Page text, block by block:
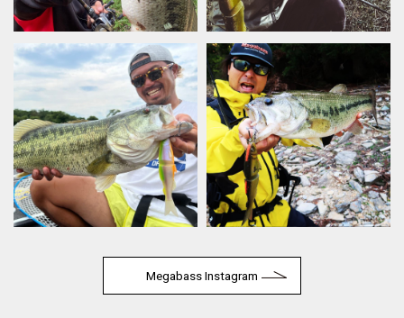
Megabass Instagram